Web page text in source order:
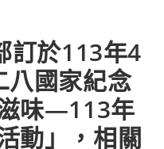
訂於113年4
八國家紀念
味—113年
動」，相關